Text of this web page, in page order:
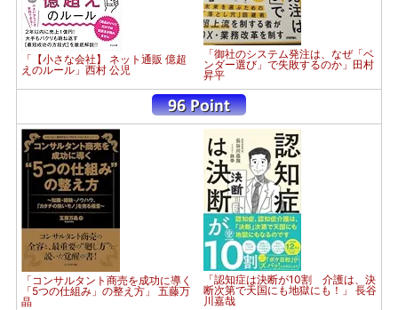
「【小さな会社】 ネット通販 億超
えのルール」西村 公児
「御社のシステム発注は、なぜ「ベ
ンダー選び」で失敗するのか」田村
昇平
「コンサルタント商売を成功に導く
「5つの仕組み」の整え方」 五藤万
晶
「認知症は決断が10割 介護は、決
断次第で天国にも地獄にも！」 長谷
川嘉哉